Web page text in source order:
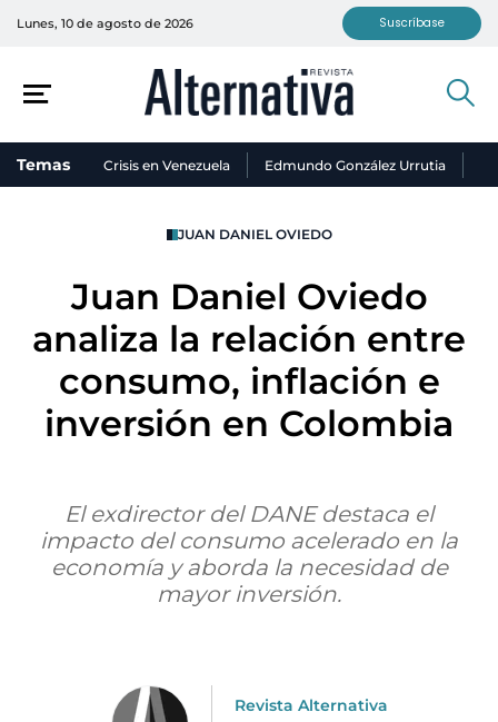
Lunes, 10 de agosto de 2026 Suscríbase
Temas Crisis en Venezuela Edmundo González Urrutia
JUAN DANIEL OVIEDO
Juan Daniel Oviedo
analiza la relación entre
consumo, inflación e
inversión en Colombia
El exdirector del DANE destaca el
impacto del consumo acelerado en la
economía y aborda la necesidad de
mayor inversión.
Revista Alternativa